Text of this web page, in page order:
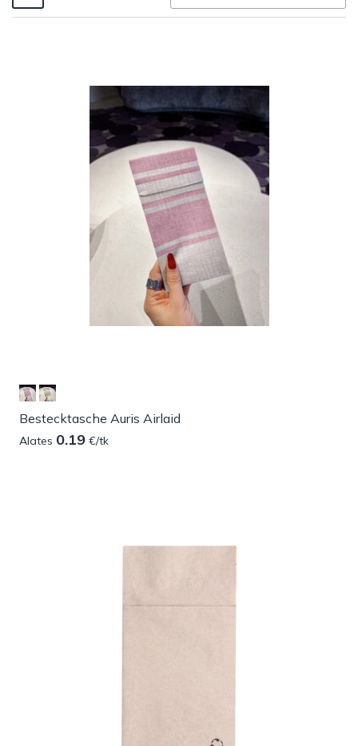
Bestecktasche Auris Airlaid
Alates 0.19 €/tk